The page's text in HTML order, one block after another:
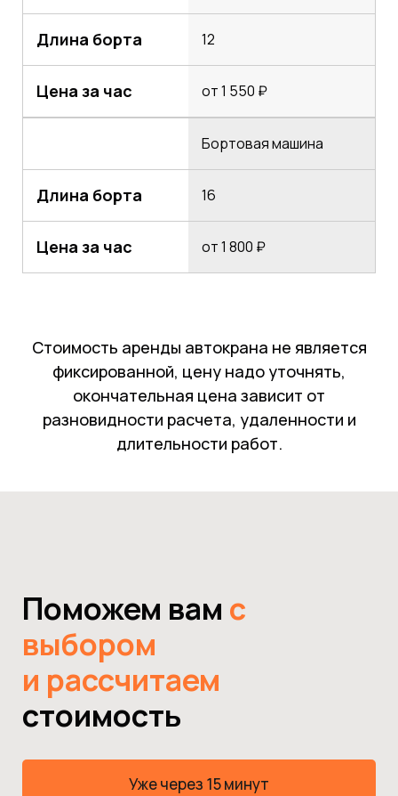
Длина борта 12
Цена за час от 1 550 ₽
Бортовая машина
Длина борта 16
Цена за час от 1 800 ₽
Стоимость аренды автокрана не является
фиксированной, цену надо уточнять,
окончательная цена зависит от
разновидности расчета, удаленности и
длительности работ.
Поможем вам с
выбором
и рассчитаем
стоимость
Уже через 15 минут